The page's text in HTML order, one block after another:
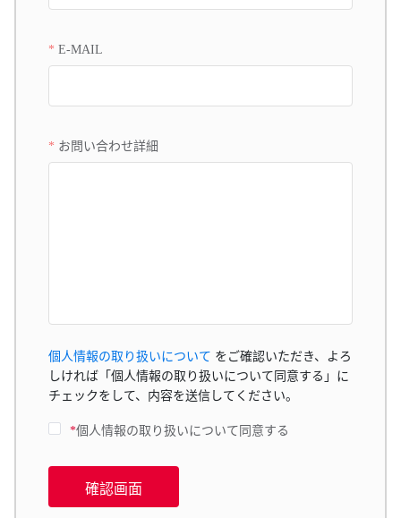
E-MAIL
お問い合わせ詳細
個人情報の取り扱いについて をご確認いただき、よろ
しければ「個人情報の取り扱いについて同意する」に
チェックをして、内容を送信してください。
*個人情報の取り扱いについて同意する
確認画面